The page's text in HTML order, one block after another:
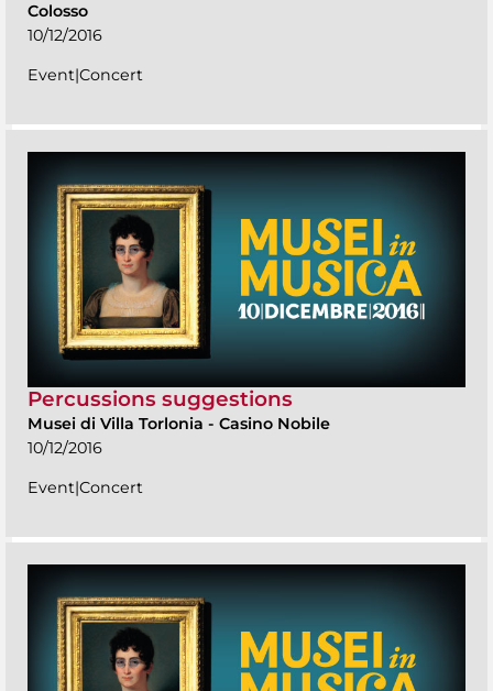
Colosso
10/12/2016
Event|Concert
Percussions suggestions
Musei di Villa Torlonia - Casino Nobile
10/12/2016
Event|Concert